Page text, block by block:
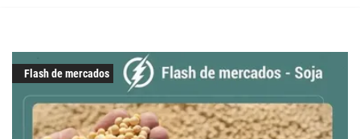
Flash de mercados